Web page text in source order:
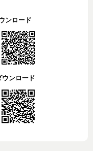
ンロード
ンロード